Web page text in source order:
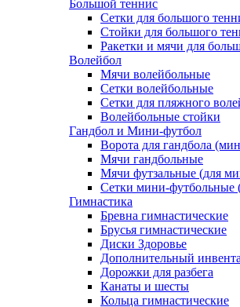
Большой теннис
Сетки для большого
Стойки для большого
Ракетки и мячи для
Волейбол
Мячи волейбольные
Сетки волейбольные
Сетки для пляжного
Волейбольные стойки
Гандбол и Мини-футбол
Ворота для гандбола
Мячи гандбольные
Мячи футзальные (для
Сетки мини-футбольные
Гимнастика
Бревна гимнастические
Брусья гимнастические
Диски Здоровье
Дополнительный
Дорожки для разбега
Канаты и шесты
Кольца гимнастические